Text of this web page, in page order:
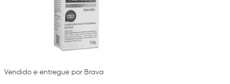
Vendido e entregue por Brava